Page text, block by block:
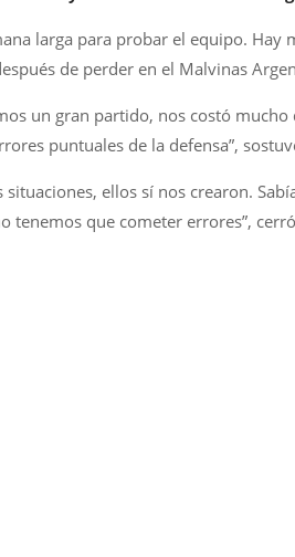
larga para probar el equipo.
de perder en el Malvinas
un gran partido, nos costó
puntuales de la defensa”,
situaciones, ellos sí nos crearon.
tenemos que cometer errores”,